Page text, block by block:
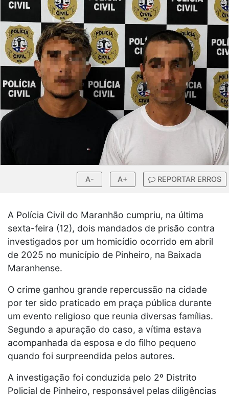
A- A+ REPORTAR ERROS
A Polícia Civil do Maranhão cumpriu, na última
sexta-feira (12), dois mandados de prisão contra
investigados por um homicídio ocorrido em abril
de 2025 no município de Pinheiro, na Baixada
Maranhense.
O crime ganhou grande repercussão na cidade
por ter sido praticado em praça pública durante
um evento religioso que reunia diversas famílias.
Segundo a apuração do caso, a vítima estava
acompanhada da esposa e do filho pequeno
quando foi surpreendida pelos autores.
A investigação foi conduzida pelo 2º Distrito
Policial de Pinheiro, responsável pelas diligências